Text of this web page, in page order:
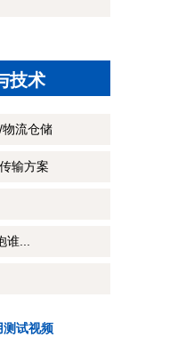
技术
流仓储
输方案
...
试视频